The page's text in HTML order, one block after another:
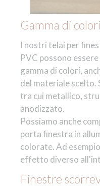
Gamma di colori
I nostri telai per
PVC possono
gamma di colori,
del materiale scelto.
tra cui metallico,
anodizzato.
Possiamo anche
porta finestra in
colorate. Ad
effetto diverso
Finestre